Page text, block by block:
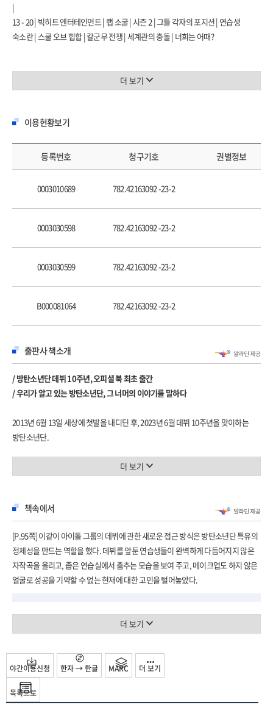
|
13 - 20 | 빅히트 엔터테인먼트 | 랩 소굴 | 시즌 2 | 그들 각자의 포지션 | 연습생
숙소란 | 스쿨 오브 힙합 | 칼군무 전쟁 | 세계관의 충돌 | 너희는 어때?
CHAPTER 2 / 존재의 이유 WHY WE EXIST
|
신인왕 | 디스 | 누군가의 힘 | 다시 ‘짠’ | 아메리칸 허슬 라이프 | 너 지금 위험해 |
최악의 타이밍 | 200% | 2014년 12월의 어느 날
CHAPTER 3 / 사랑, 증오, 아미 LOVE, HATE, ARMY
⎯ 《화양연화 pt.1》 ⎯ 《화양연화 pt.2》 ⎯ 《화양연화 Young Forever》
오는 순간 | 기대 | 새벽 1시의 환호 | 승리가 청춘에게 미치는 영향 | 자체 콘텐츠의
시대 | 화양연화의 이면 | 아이돌과 팬 | RUN | 소포모어 징크스 | 성장 | 그 이름,
방탄소년단 | FIRE! | 또 다른 시작
CHAPTER 4 / 인사이드 아웃 INSIDE OUT
⎯ 《WINGS》 ⎯ 《YOU NEVER WALK ALONE》
|
친구 | 뉴 웨이브 | 콘셉트 앨범 | 일곱 드라마, 하나의 메들리 | 어나더 레벨 | 원하는
건 사랑뿐 | 그리고 친구에게
⎯ 《LOVE YOURSELF 承 ‘Her’》 ⎯ 《LOVE YOURSELF 轉 ‘Tear’》 ⎯ 《LOVE
YOURSELF 結 ‘Answer’》
2018년 5월 20일 | 보헤미안 랩소디 | 망설임과 두려움 | 사랑의 기쁨 | 티켓을 끊다 |
혼란과 공포 | ‘REAL’ LOVE | 하느냐, 마느냐 | Magic Shop | 우리 팀 | I’m Fine |
나의, 당신의, 모두의 아이돌 | SPEAK YOURSELF
CHAPTER 6 / 방탄소년단의 세계 THE WORLD OF BTS
아미의 시간 | 너 | 사우디아라비아에서 미국까지 | 당신을 듣고 있어요 | 툭 까놓고
말할게 | 서핑 USA | MAP OF THE ‘STADIUM’ | 모두의 역사 | 인생, 예술, 수면 | 한
달 | 젊은 슈퍼스타의 초상 | 7 | ON, 그리고 …
CHAPTER 7 / 우리 WE ARE
더 보기
이용현황보기
등록번호 청구기호 권별정보
0003010689 782.42163092 -23-2
0003030598 782.42163092 -23-2
0003030599 782.42163092 -23-2
B000081064 782.42163092 -23-2
출판사 책소개
/ 방탄소년단 데뷔 10주년, 오피셜 북 최초 출간
/ 우리가 알고 있는 방탄소년단, 그 너머의 이야기를 말하다
2013년 6월 13일 세상에 첫발을 내디딘 후, 2023년 6월 데뷔 10주년을 맞이하는
방탄소년단.
방탄소년단에 관한 최초의 오피셜 북.
그리고 방탄소년단이 직접 말하는, 지금껏 들을 수 없었던 가장 궁금한 이야기.
/ 함께해온 화양연화, 그 청춘의 첫 기록
/ 3년 이상의 심층 취재, 그리고 방탄소년단이 인터뷰를 통해 직접 들려주는
/ 팀의 발자취와 비하인드 스토리
다양한 매체에서 K-pop을 비롯한 한국의 대중문화 전반을 글로 다뤄온 강명석이
3년 이상의 취재를 통해 방탄소년단의 데뷔 전부터 현재까지를 총 7챕터 구성으로
예리한 통찰과 종합적인 이해를 바탕으로, 그들의 음악적 행보를 다각도로
조명하면서 그 의의를 발굴해낸다.
그렇게 관찰자로서 필자의 객관적 시선을 유지하는 한편으로, 방탄소년단과의 개별
인터뷰를 통해 그들의 생생한 목소리와 견해를 이 책에 담았다. 카메라도
더 보기
책속에서
[P.95쪽] 이같이 아이돌 그룹의 데뷔에 관한 새로운 접근 방식은 방탄소년단 특유의
정체성을 만드는 역할을 했다. 데뷔를 앞둔 연습생들이 완벽하게 다듬어지지 않은
자작곡을 올리고, 좁은 연습실에서 춤추는 모습을 보여 주고, 메이크업도 하지 않은
얼굴로 성공을 기약할 수 없는 현재에 대한 고민을 털어놓았다.
더 보기
목록으로
야간이용신청 한자 → 한글 MARC 더 보기